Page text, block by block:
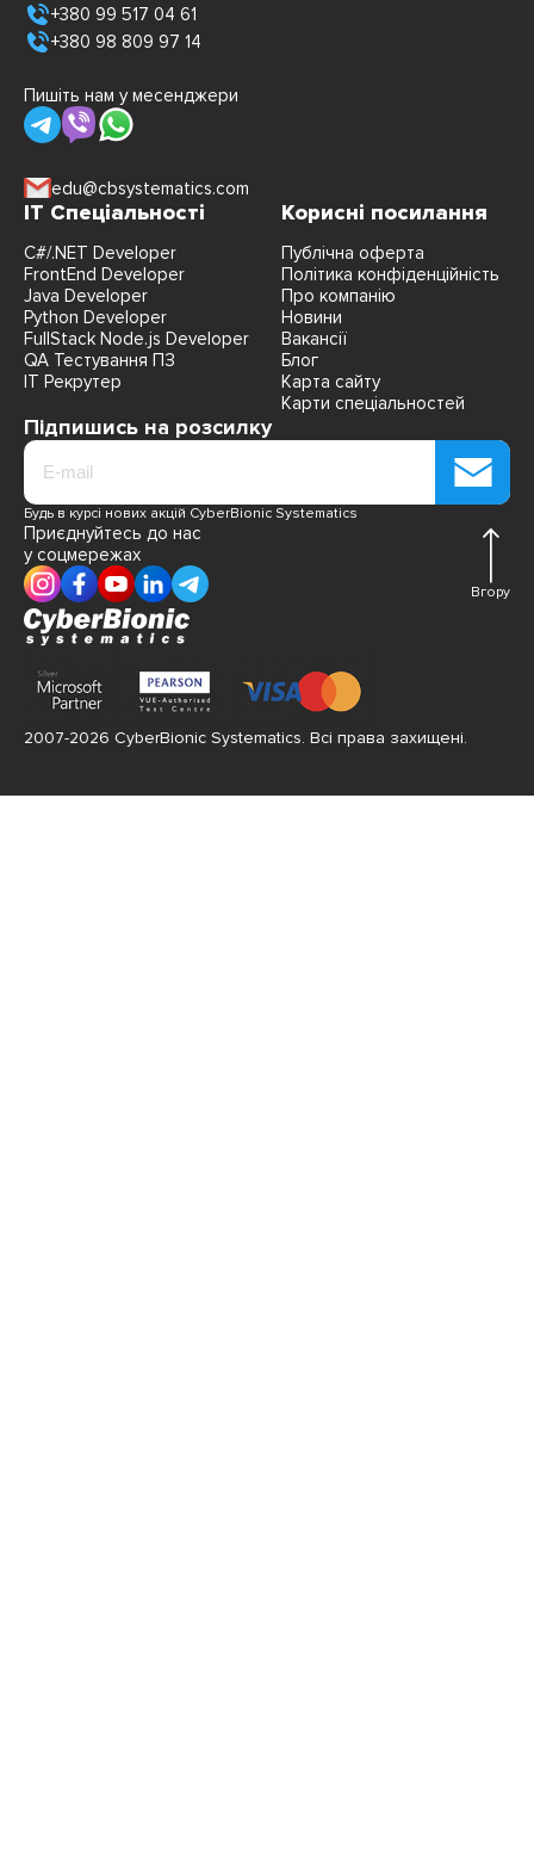
+380 99 517 04 61
+380 98 809 97 14
Пишіть нам у месенджери
edu@cbsystematics.com
IT Спеціальності
C#/.NET Developer
FrontEnd Developer
Java Developer
Python Developer
FullStack Node.js Developer
QA Тестування ПЗ
IT Рекрутер
Корисні посилання
Публічна оферта
Політика конфіденційність
Про компанію
Новини
Вакансії
Блог
Карта сайту
Карти спеціальностей
Підпишись на розсилку
Будь в курсі нових акцій CyberBionic Systematics
Приєднуйтесь до нас
у соцмережах
Вгору
2007-2026 CyberBionic Systematics. Всі права захищені.